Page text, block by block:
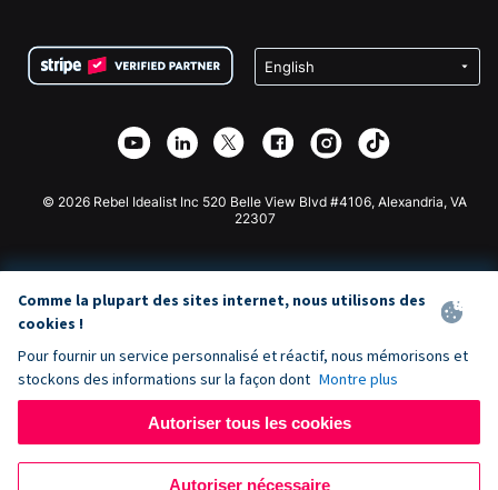
Confidentialité
Partenariat d'affiliation
Bibliothèque
Collecte de fonds caritative
Plugin de don Wix
Application de don Webflow
Don Joomla
© 2026 Rebel Idealist Inc 520 Belle View Blvd #4106, Alexandria, VA
22307
Comme la plupart des sites internet, nous utilisons des
cookies !
Pour fournir un service personnalisé et réactif, nous mémorisons et
stockons des informations sur la façon dont Montre plus
Autoriser tous les cookies
Autoriser nécessaire